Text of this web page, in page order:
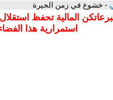
- خشوع في زمن الحيرة
المالية تحفظ
استمرارية هذا